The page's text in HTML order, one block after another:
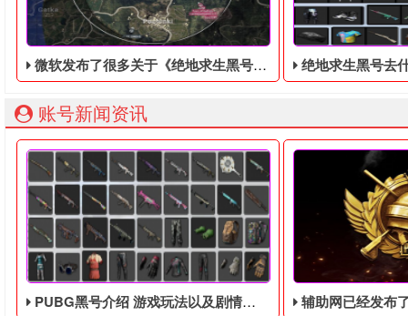
微软发布了很多关于《绝地求生黑号平台》的信息 绝地求生黑号去
账号新闻资讯
PUBG黑号介绍 游戏玩法以及剧情背景讲解 辅助网已经发布了新的参考